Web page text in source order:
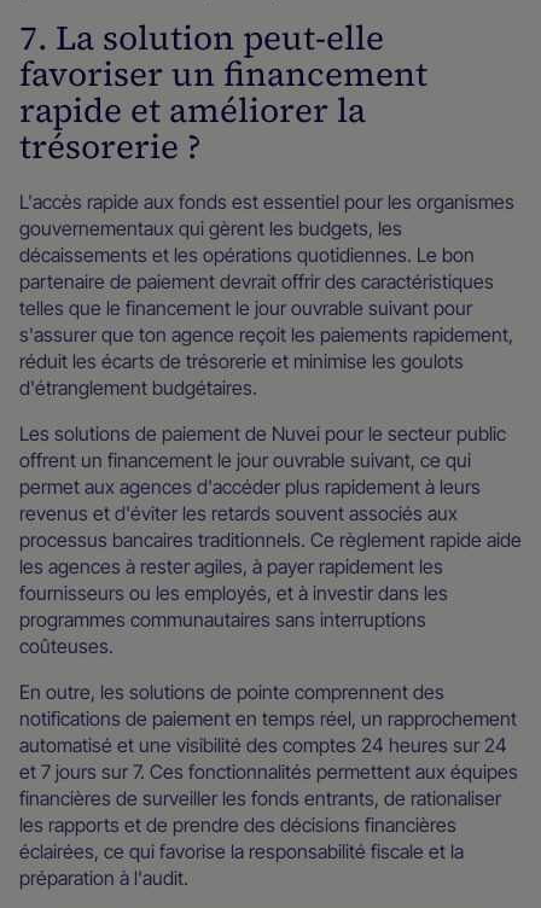
7. La solution peut-elle
favoriser un financement
rapide et améliorer la
trésorerie ?
L'accès rapide aux fonds est essentiel pour les organismes
gouvernementaux qui gèrent les budgets, les
décaissements et les opérations quotidiennes. Le bon
partenaire de paiement devrait offrir des caractéristiques
telles que le financement le jour ouvrable suivant pour
s'assurer que ton agence reçoit les paiements rapidement,
réduit les écarts de trésorerie et minimise les goulots
d'étranglement budgétaires.
Les solutions de paiement de Nuvei pour le secteur public
offrent un financement le jour ouvrable suivant, ce qui
permet aux agences d'accéder plus rapidement à leurs
revenus et d'éviter les retards souvent associés aux
processus bancaires traditionnels. Ce règlement rapide aide
les agences à rester agiles, à payer rapidement les
fournisseurs ou les employés, et à investir dans les
programmes communautaires sans interruptions
coûteuses.
En outre, les solutions de pointe comprennent des
notifications de paiement en temps réel, un rapprochement
automatisé et une visibilité des comptes 24 heures sur 24
et 7 jours sur 7. Ces fonctionnalités permettent aux équipes
financières de surveiller les fonds entrants, de rationaliser
les rapports et de prendre des décisions financières
éclairées, ce qui favorise la responsabilité fiscale et la
préparation à l'audit.